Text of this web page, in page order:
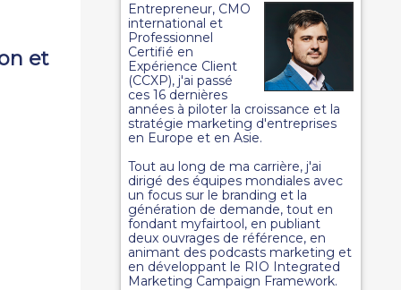
et
Entrepreneur, CMO
international et
Professionnel
Certifié en
Expérience Client
(CCXP), j'ai passé
ces 16 dernières
années à piloter la croissance et la
stratégie marketing d'entreprises
en Europe et en Asie.
Tout au long de ma carrière, j'ai
dirigé des équipes mondiales avec
un focus sur le branding et la
génération de demande, tout en
fondant myfairtool, en publiant
deux ouvrages de référence, en
animant des podcasts marketing et
en développant le RIO Integrated
Marketing Campaign Framework.